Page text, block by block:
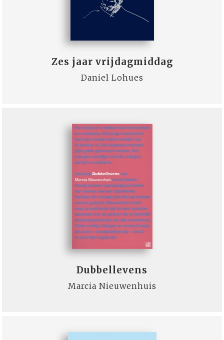
Zes jaar vrijdagmiddag
Daniel Lohues
Dubbellevens
Marcia Nieuwenhuis